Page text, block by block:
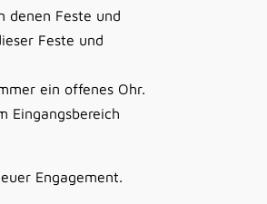
denen Feste und
Feste und
ein offenes Ohr.
Eingangsbereich
Engagement.